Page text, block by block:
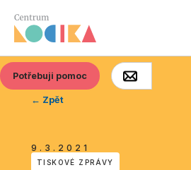
Potřebuji pomoc
← Zpět
9.3.2021
TISKOVÉ ZPRÁVY